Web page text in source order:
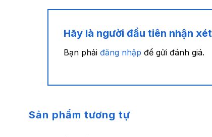
Hãy là người đầu tiên nhận
Bạn phải đăng nhập để gửi đánh giá.
Sản phẩm tương tự